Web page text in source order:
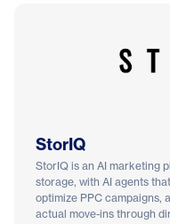
StorIQ
StorIQ is an AI marketing
storage, with AI agents
optimize PPC campaigns,
actual move-ins through